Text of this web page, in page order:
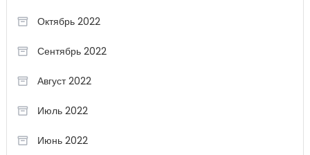
Октябрь 2022
Сентябрь 2022
Август 2022
Июль 2022
Июнь 2022